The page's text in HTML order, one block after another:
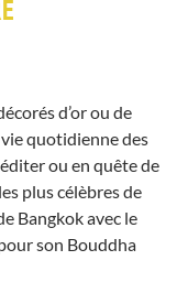
d’or ou de
quotidienne des
ou en quête de
plus célèbres de
Bangkok avec le
son Bouddha